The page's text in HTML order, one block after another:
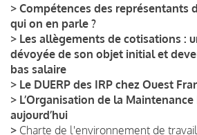
> Compétences des représentants
qui on en parle ?
> Les allègements de cotisations :
dévoyée de son objet initial et
bas salaire
> Le DUERP des IRP chez Ouest
> L’Organisation de la Maintenance
aujourd’hui
> Charte de l'environnement de